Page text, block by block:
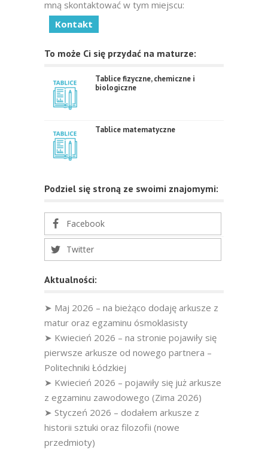
mną skontaktować w tym miejscu:
Kontakt
To może Ci się przydać na maturze:
Tablice fizyczne, chemiczne i
biologiczne
Tablice matematyczne
Podziel się stroną ze swoimi znajomymi:
Facebook
Twitter
Aktualności:
➤ Maj 2026 – na bieżąco dodaję arkusze z
matur oraz egzaminu ósmoklasisty
➤ Kwiecień 2026 – na stronie pojawiły się
pierwsze arkusze od nowego partnera –
Politechniki Łódzkiej
➤ Kwiecień 2026 – pojawiły się już arkusze
z egzaminu zawodowego (Zima 2026)
➤ Styczeń 2026 – dodałem arkusze z
historii sztuki oraz filozofii (nowe
przedmioty)